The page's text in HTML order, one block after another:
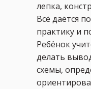
лепка,
Всё даётся
практику и
Ребёнок
делать
схемы,